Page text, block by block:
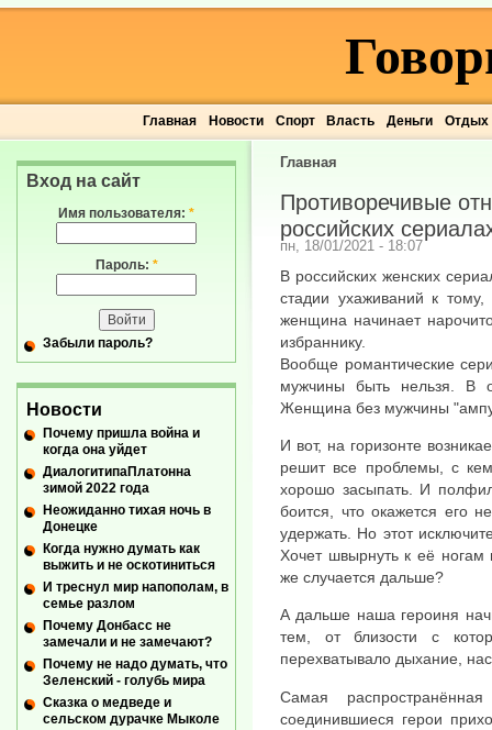
Главная Новости Спорт Власть Деньги Отдых
Главная
Противоречивые
российских
пн, 18/01/2021 - 18:07
В российских женских
стадии ухаживаний к
женщина начинает
избраннику.
Вообще романтические
мужчины быть нельзя. В
Женщина без мужчины
И вот, на горизонте
решит все проблемы, с
хорошо засыпать. И
боится, что окажется его
удержать. Но этот
Хочет швырнуть к её
же случается дальше?
А дальше наша героиня
тем, от близости с
перехватывало дыхание,
Самая
соединившиеся герои
Вход на сайт
Имя пользователя: *
Пароль: *
Забыли пароль?
Новости
Почему пришла война и
когда она уйдет
ДиалогитипаПлатонна
зимой 2022 года
Неожиданно тихая ночь в
Донецке
Когда нужно думать как
выжить и не оскотиниться
И треснул мир напополам, в
семье разлом
Почему Донбасс не
замечали и не замечают?
Почему не надо думать, что
Зеленский - голубь мира
Сказка о медведе и
сельском дурачке Мыколе